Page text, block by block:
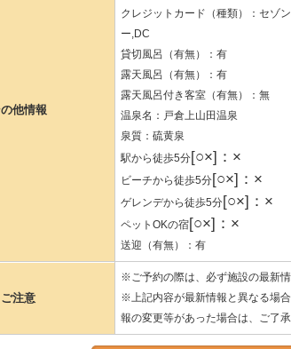
他情報
クレジットカード（種類）：セゾ
ー,DC
貸切風呂（有無）：有
露天風呂（有無）：有
露天風呂付き客室（有無）：無
温泉名：戸倉上山田温泉
泉質：硫黄泉
駅から徒歩5分[○×]：×
ビーチから徒歩5分[○×]：×
ゲレンデから徒歩5分[○×]：×
ペットOKの宿[○×]：×
送迎（有無）：有
ご注意
※ご予約の際は、必ず施設の最新
※上記内容が最新情報と異なる場
報の変更等があった場合は、ご了承